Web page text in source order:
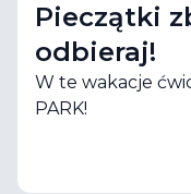
Pieczątki
odbieraj!
W te wakacje
PARK!